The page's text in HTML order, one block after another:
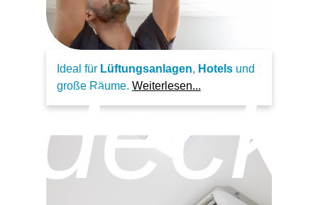
Ideal für Lüftungsanlagen, Hotelsund
große Räume. Weiterlesen...